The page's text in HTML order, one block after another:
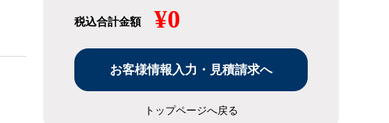
税込合計金額 ¥0
トップページへ戻る